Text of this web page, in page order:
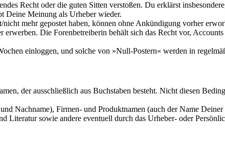
Recht oder die guten Sitten verstoßen. Du erklärst
Deine Meinung als Urheber wieder.
mehr gepostet haben, können ohne Ankündigung vorher
Die Forenbetreiberin behält sich das Recht vor,
einloggen, und solche von »Null-Postern« werden in
der ausschließlich aus Buchstaben besteht. Nicht diesen
Nachname), Firmen- und Produktnamen (auch der Name
sowie andere eventuell durch das Urheber- oder